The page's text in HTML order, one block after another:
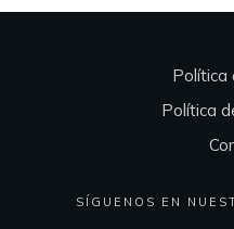
Política
Política
SÍGUENOS EN